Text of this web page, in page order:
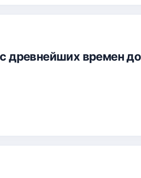
древнейших времен до